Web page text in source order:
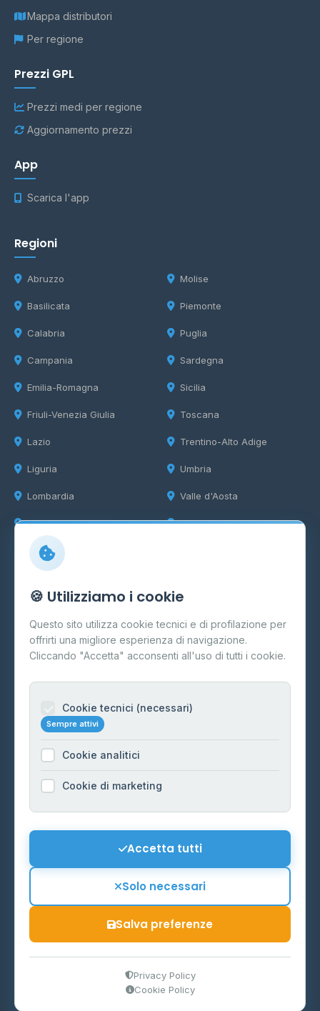
Mappa distributori
Per regione
Prezzi GPL
Prezzi medi per regione
Aggiornamento prezzi
App
Scarica l'app
Regioni
Abruzzo
Basilicata
Calabria
Campania
Emilia-Romagna
Friuli-Venezia Giulia
Lazio
Liguria
Lombardia
Marche
Molise
Piemonte
Puglia
Sardegna
Sicilia
Toscana
Trentino-Alto Adige
Umbria
Valle d'Aosta
Veneto
Info
Cos'è il GPL
FAQ
Contatti
Informazioni legali
Cookie Policy
Preferenze Cookie
Mappa del sito
P.IVA 03859300364
Ministero delle Imprese e del Made in Italy
🍪 Utilizziamo i cookie
Questo sito utilizza cookie tecnici e di profilazione per
offrirti una migliore esperienza di navigazione.
Cliccando "Accetta" acconsenti all'uso di tutti i cookie.
Cookie tecnici (necessari)
Sempre attivi
Cookie analitici
Cookie di marketing
Accetta tutti
Solo necessari
Salva preferenze
Privacy Policy
Cookie Policy